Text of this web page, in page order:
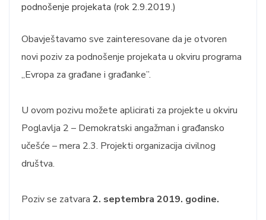
podnošenje projekata (rok 2.9.2019.)
Obavještavamo sve zainteresovane da je otvoren
novi poziv za podnošenje projekata u okviru programa
„Evropa za građane i građanke”.
U ovom pozivu možete aplicirati za projekte u okviru
Poglavlja 2 – Demokratski angažman i građansko
učešće – mera 2.3. Projekti organizacija civilnog
društva.
Poziv se zatvara 2. septembra 2019. godine.